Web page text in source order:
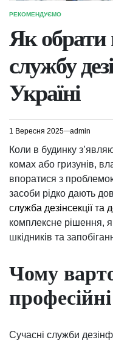
ОПУБЛІКУВАТИ
РЕКОМЕНДУЄМО
Як обрати
службу
Україні
1 Вересня 2025 admin
Коли в будинку
комах або гризунів,
впоратися з
засоби рідко дають
служба дезінсекції та
комплексне рішення,
шкідників та
Чому
Сучасні служби